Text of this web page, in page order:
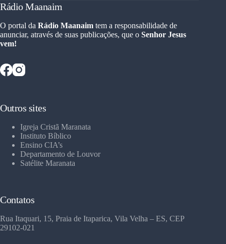
Rádio Maanaim
O portal da Rádio Maanaim tem a responsabilidade de
anunciar, através de suas publicações, que o Senhor Jesus
vem!
Outros sites
Igreja Cristã Maranata
Instituto Bíblico
Ensino CIA’s
Departamento de Louvor
Satélite Maranata
Contatos
Rua Itaquari, 15, Praia de Itaparica, Vila Velha – ES, CEP
29102-021